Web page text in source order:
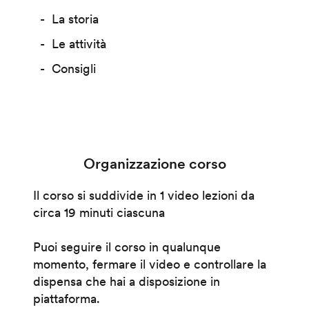
La storia
Le attività
Consigli
Organizzazione corso
Il corso si suddivide in 1 video lezioni da
circa 19 minuti ciascuna
Puoi seguire il corso in qualunque
momento, fermare il video e controllare la
dispensa che hai a disposizione in
piattaforma.